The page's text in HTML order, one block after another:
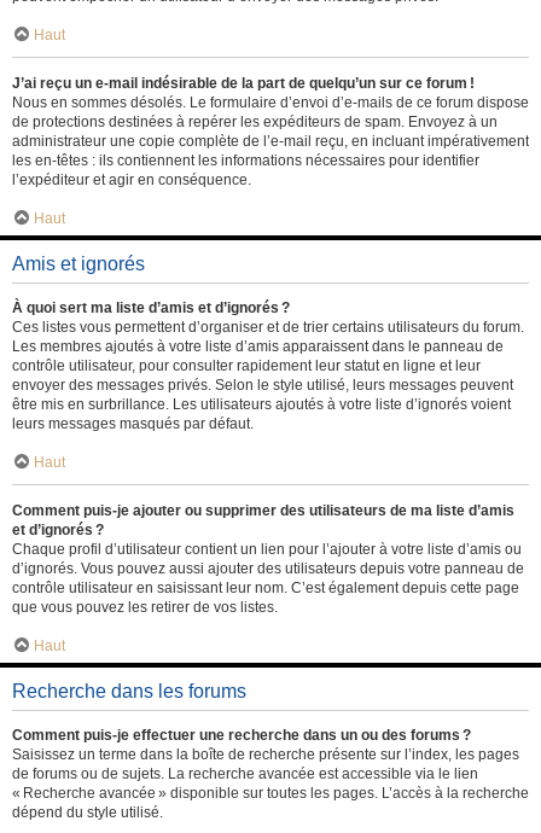
Haut
J’ai reçu un e-mail indésirable de la part de quelqu’un sur ce forum !
Nous en sommes désolés. Le formulaire d’envoi d’e-mails de ce forum dispose
de protections destinées à repérer les expéditeurs de spam. Envoyez à un
administrateur une copie complète de l’e-mail reçu, en incluant impérativement
les en-têtes : ils contiennent les informations nécessaires pour identifier
l’expéditeur et agir en conséquence.
Haut
Amis et ignorés
À quoi sert ma liste d’amis et d’ignorés ?
Ces listes vous permettent d’organiser et de trier certains utilisateurs du forum.
Les membres ajoutés à votre liste d’amis apparaissent dans le panneau de
contrôle utilisateur, pour consulter rapidement leur statut en ligne et leur
envoyer des messages privés. Selon le style utilisé, leurs messages peuvent
être mis en surbrillance. Les utilisateurs ajoutés à votre liste d’ignorés voient
leurs messages masqués par défaut.
Haut
Comment puis-je ajouter ou supprimer des utilisateurs de ma liste d’amis
et d’ignorés ?
Chaque profil d’utilisateur contient un lien pour l’ajouter à votre liste d’amis ou
d’ignorés. Vous pouvez aussi ajouter des utilisateurs depuis votre panneau de
contrôle utilisateur en saisissant leur nom. C’est également depuis cette page
que vous pouvez les retirer de vos listes.
Haut
Recherche dans les forums
Comment puis-je effectuer une recherche dans un ou des forums ?
Saisissez un terme dans la boîte de recherche présente sur l’index, les pages
de forums ou de sujets. La recherche avancée est accessible via le lien
« Recherche avancée » disponible sur toutes les pages. L’accès à la recherche
dépend du style utilisé.